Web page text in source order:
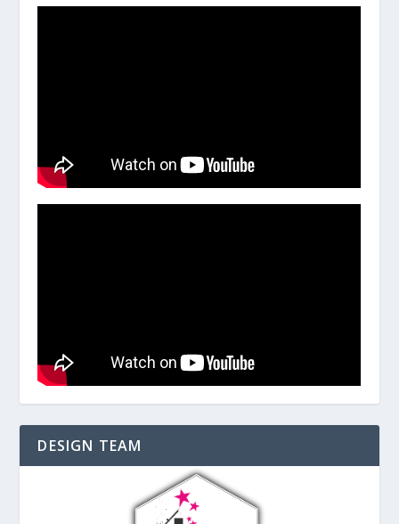
DESIGN TEAM